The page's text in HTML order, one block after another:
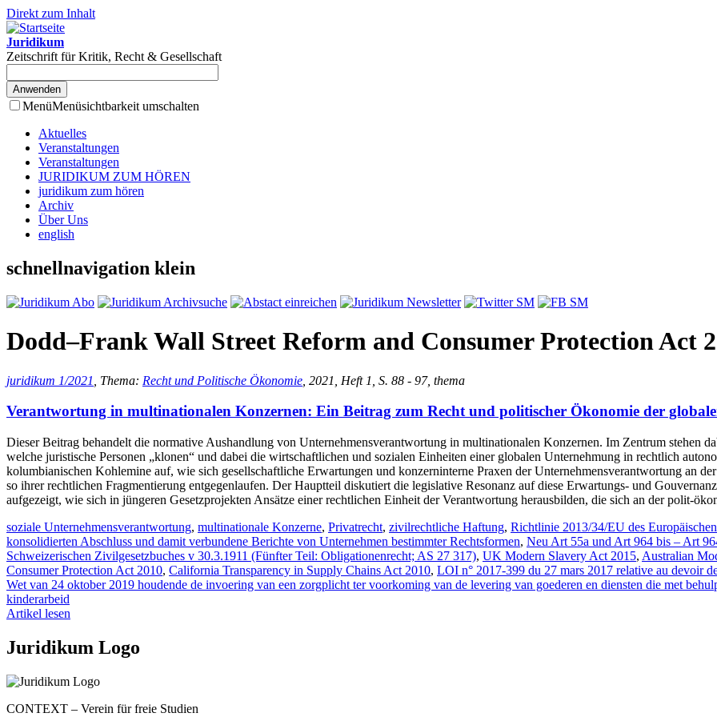
Direkt zum Inhalt
Juridikum
Zeitschrift für Kritik, Recht & Gesellschaft
MenüMenüsichtbarkeit umschalten
Aktuelles
Veranstaltungen
Veranstaltungen
JURIDIKUM ZUM HÖREN
juridikum zum hören
Archiv
Über Uns
english
schnellnavigation klein
Dodd–Frank Wall Street Reform and Consumer Protection Act
juridikum 1/2021 , Thema: Recht und Politische Ökonomie , 2021, Heft 1, S. 88 - 97, thema
Verantwortung in multinationalen Konzernen: Ein Beitrag zum Recht und politischer Ökonomie der
Dieser Beitrag behandelt die normative Aushandlung von Unternehmensverantwortung in multinationalen Konzernen. Im Zentrum stehen
welche juristische Personen „klonen“ und dabei die wirtschaftlichen und sozialen Einheiten einer globalen Unternehmung in rechtlich
kolumbianischen Kohlemine auf, wie sich gesellschaftliche Erwartungen und konzerninterne Praxen der Unternehmensverantwortung an
so ihrer rechtlichen Fragmentierung entgegenlaufen. Der Hauptteil diskutiert die legislative Resonanz auf diese Erwartungs- und
aufgezeigt, wie sich in jüngeren Gesetzprojekten Ansätze einer rechtlichen Einheit der Verantwortung herausbilden, die sich an der polit-
soziale Unternehmensverantwortung, multinationale Konzerne, Privatrecht, zivilrechtliche Haftung, Richtlinie 2013/34/EU des
konsolidierten Abschluss und damit verbundene Berichte von Unternehmen bestimmter Rechtsformen, Neu Art 55a und Art 964 bis – Art
Schweizerischen Zivilgesetzbuches v 30.3.1911 (Fünfter Teil: Obligationenrecht; AS 27 317), UK Modern Slavery Act 2015, Australian
Consumer Protection Act 2010, California Transparency in Supply Chains Act 2010, LOI n° 2017-399 du 27 mars 2017 relative au devoir
Wet van 24 oktober 2019 houdende de invoering van een zorgplicht ter voorkoming van de levering van goederen en diensten die met
kinderarbeid
Artikel lesen
Juridikum Logo
CONTEXT – Verein für freie Studien